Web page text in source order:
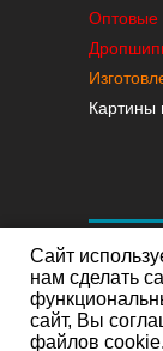
Оптовые
Картины
Сайт
нам сделать
сайт, Вы
файлов cookie.